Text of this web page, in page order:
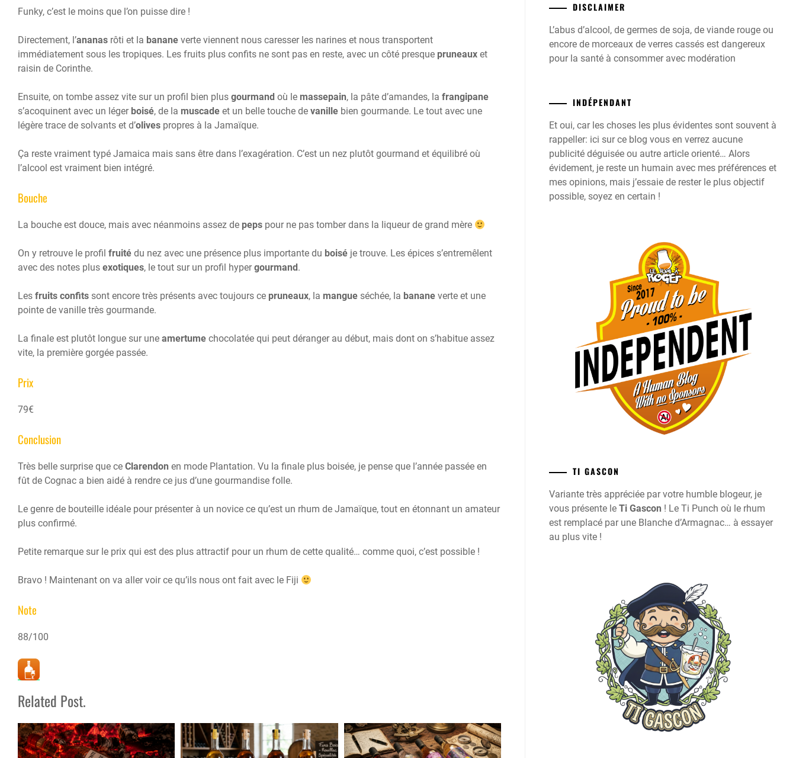
Funky, c’est le moins que l’on puisse dire !
Directement, l’ananas rôti et la banane verte viennent nous caresser les narines et nous transportent
immédiatement sous les tropiques. Les fruits plus confits ne sont pas en reste, avec un côté presque pruneaux et
raisin de Corinthe.
Ensuite, on tombe assez vite sur un profil bien plus gourmand où le massepain, la pâte d’amandes, la frangipane
s’acoquinent avec un léger boisé, de la muscade et un belle touche de vanille bien gourmande. Le tout avec une
légère trace de solvants et d’olives propres à la Jamaïque.
Ça reste vraiment typé Jamaica mais sans être dans l’exagération. C’est un nez plutôt gourmand et équilibré où
l’alcool est vraiment bien intégré.
Bouche
La bouche est douce, mais avec néanmoins assez de peps pour ne pas tomber dans la liqueur de grand mère
On y retrouve le profil fruité du nez avec une présence plus importante du boisé je trouve. Les épices s’entremêlent
avec des notes plus exotiques, le tout sur un profil hypergourmand .
Les fruits confits sont encore très présents avec toujours ce pruneaux, la mangue séchée, la banane verte et une
pointe de vanille très gourmande.
La finale est plutôt longue sur une amertume chocolatée qui peut déranger au début, mais dont on s’habitue assez
vite, la première gorgée passée.
Prix
79€
Conclusion
Très belle surprise que ce Clarendon en mode Plantation. Vu la finale plus boisée, je pense que l’année passée en
fût de Cognac a bien aidé à rendre ce jus d’une gourmandise folle.
Le genre de bouteille idéale pour présenter à un novice ce qu’est un rhum de Jamaïque, tout en étonnant un amateur
plus confirmé.
Petite remarque sur le prix qui est des plus attractif pour un rhum de cette qualité… comme quoi, c’est possible !
Bravo ! Maintenant on va aller voir ce qu’ils nous ont fait avec le Fiji
Note
88/100
Related Post.
DISCLAIMER
L’abus d’alcool, de germes de soja, de viande rouge ou
encore de morceaux de verres cassés est dangereux
pour la santé à consommer avec modération
INDÉPENDANT
Et oui, car les choses les plus évidentes sont souvent à
rappeller: ici sur ce blog vous en verrez aucune
publicité déguisée ou autre article orienté… Alors
évidement, je reste un humain avec mes préférences et
mes opinions, mais j’essaie de rester le plus objectif
possible, soyez en certain !
TI GASCON
Variante très appréciée par votre humble blogeur, je
vous présente le Ti Gascon ! Le Ti Punch où le rhum
est remplacé par une Blanche d’Armagnac… à essayer
au plus vite !